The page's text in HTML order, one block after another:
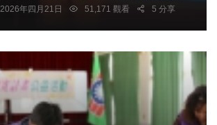
2026年四月21日 51,171 觀看 5 分享